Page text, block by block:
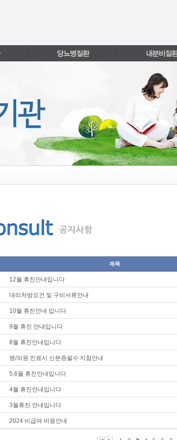
제목
12월 휴진안내입니다
대리처방요건 및 구비서류안내
10월 휴진안내 입니다
9월 휴진 안내입니다
8월 휴진안내입니다
병/의원 진료시 신분증필수 지참안내
5,6월 휴진안내입니다
4월 휴진안내입니다
3월휴진 안내입니다
2024 비급여 비용안내